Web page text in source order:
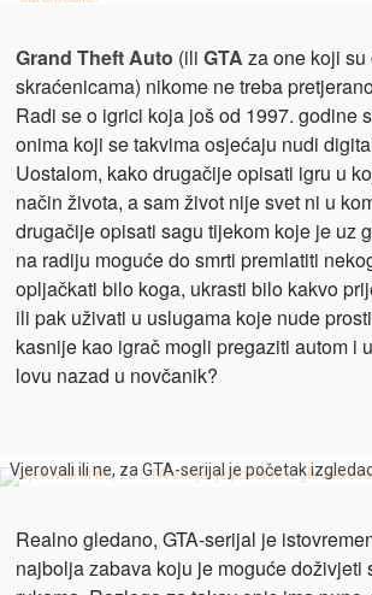
Grand Theft Auto (ili GTA za one koji
skraćenicama) nikome ne treba
Radi se o igrici koja još od 1997. godine
onima koji se takvima osjećaju nudi
Uostalom, kako drugačije opisati igru u
način života, a sam život nije svet ni u
drugačije opisati sagu tijekom koje je uz
na radiju moguće do smrti premlatiti
opljačkati bilo koga, ukrasti bilo kakvo
ili pak uživati u uslugama koje nude
kasnije kao igrač mogli pregaziti autom i
lovu nazad u novčanik?
Vjerovali ili ne, za GTA-serijal je početak
Realno gledano, GTA-serijal je
najbolja zabava koju je moguće doživjeti